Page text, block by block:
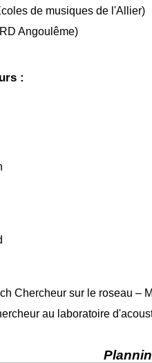
de musiques de l'Allier)
Angoulême)
:
Chercheur sur le roseau –
au laboratoire